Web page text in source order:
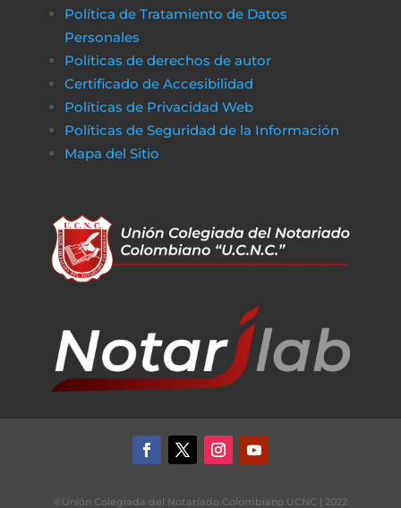
Política de Tratamiento de Datos
Personales
Políticas de derechos de autor
Certificado de Accesibilidad
Políticas de Privacidad Web
Políticas de Seguridad de la Información
Mapa del Sitio
©Unión Colegiada del Notariado Colombiano UCNC | 2022